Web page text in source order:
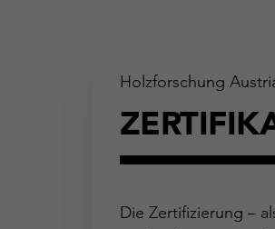
Holzforschung
Die Zertifizierung –